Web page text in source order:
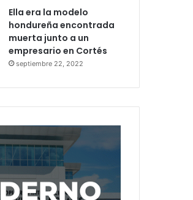
Ella era la modelo
hondureña encontrada
muerta junto a un
empresario en Cortés
septiembre 22, 2022